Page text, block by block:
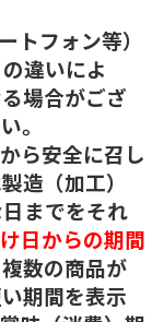
トフォン等）
違いによ
場合がござ
。
ら安全に召し
造（加工）
までをそれ
日からの期間
複数の商品が
期間を表示